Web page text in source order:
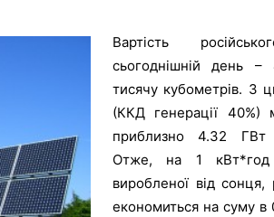
Вартість
сьогоднішній день
тисячу кубометрів. З
(ККД генерації 40%)
приблизно 4.32 ГВт
Отже, на 1 кВт*год
виробленої від сонця,
економиться на суму в